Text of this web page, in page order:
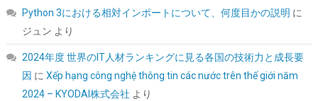
こちら)
Python 3における相対インポートについて、何度目かの説明 に
ジュン より
2024年度 世界のIT人材ランキングに見る各国の技術力と成長要
因 に Xếp hạng công nghệ thông tin các nước trên thế giới năm
2024 – KYODAI株式会社 より